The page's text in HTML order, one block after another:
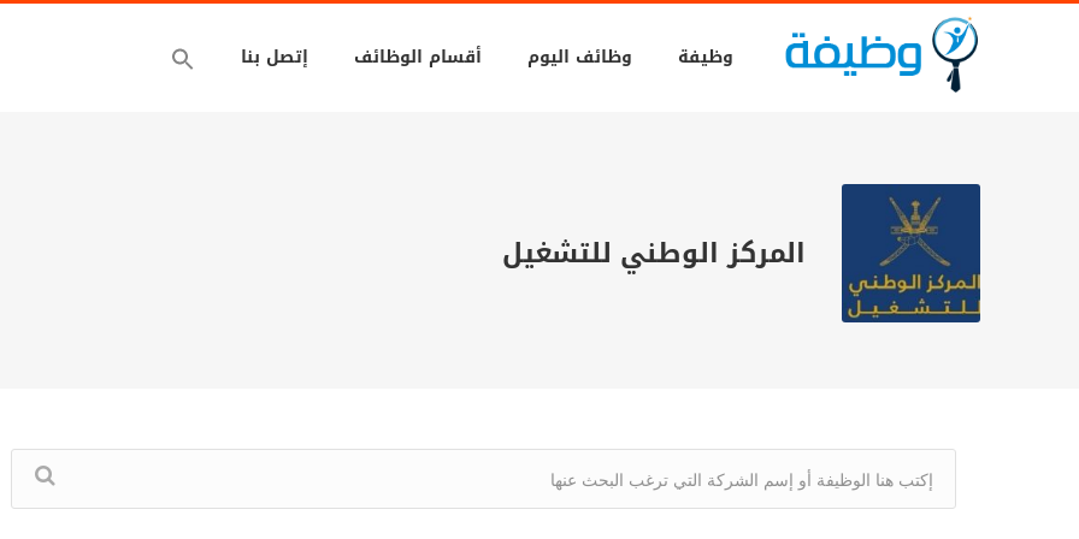
وظيفة وظائف اليوم أقسام الوظائف إتصل بنا
المركز الوطني للتشغيل